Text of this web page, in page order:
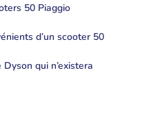
50 Piaggio
d’un scooter 50
qui n’existera